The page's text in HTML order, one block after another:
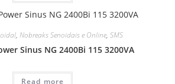
, Nobreaks Senoidais e Online, SMS
Sinus NG 2400Bi 115 3200VA
Read more